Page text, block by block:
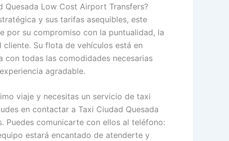
Quesada Low Cost Airport Transfers?
y sus tarifas asequibles, este
por su compromiso con la puntualidad, la
Su flota de vehículos está en
con todas las comodidades necesarias
agradable.
viaje y necesitas un servicio de taxi
en contactar a Taxi Ciudad Quesada
Puedes comunicarte con ellos al teléfono:
estará encantado de atenderte y